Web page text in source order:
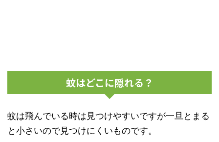
蚊はどこに隠れる？
蚊は飛んでいる時は見つけやすいですが一旦とまる
と小さいので見つけにくいものです。